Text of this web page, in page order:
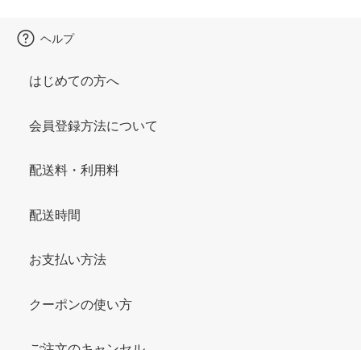
ヘルプ
はじめての方へ
会員登録方法について
配送料・利用料
配送時間
お支払い方法
クーポンの使い方